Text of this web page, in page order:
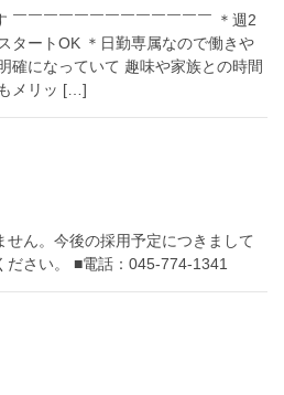
￣￣￣￣￣￣￣￣￣￣￣￣￣ ＊週2
タートOK ＊日勤専属なので働きや
確になっていて 趣味や家族との時間
メリッ […]
ん。今後の採用予定につきまして
ださい。 ■電話：045-774-1341